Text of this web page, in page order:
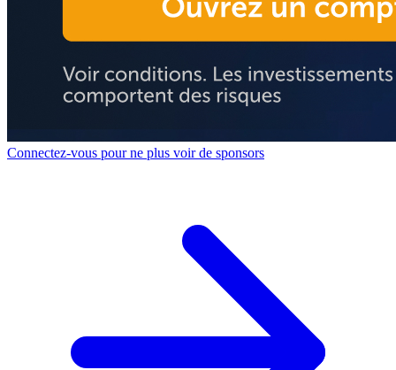
Connectez-vous pour ne plus voir de sponsors